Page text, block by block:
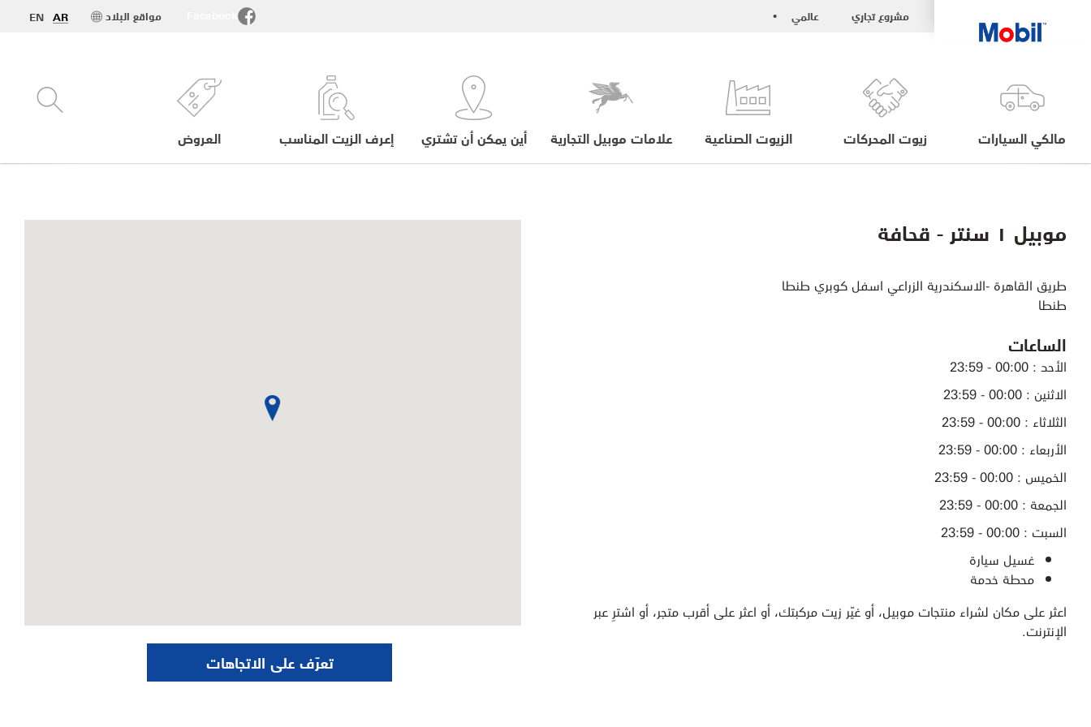
مشروع تجاري • عالمي EN AR مواقع البلاد
العروض إعرف الزيت المناسب أين يمكن أن تشتري علامات موبيل التجارية الزيوت الصناعية زيوت المحركات مالكي السيارات
موبيل ١ سنتر - قحافة
طريق القاهرة -الاسكندرية الزراعي اسفل كوبري طنطا
طنطا
الساعات
الأحد : 00:00 - 23:59
الاثنين : 00:00 - 23:59
الثلاثاء : 00:00 - 23:59
الأربعاء : 00:00 - 23:59
الخميس : 00:00 - 23:59
الجمعة : 00:00 - 23:59
السبت : 00:00 - 23:59
غسيل سيارة
محطة خدمة
اعثر على مكان لشراء منتجات موبيل، أو غيّر زيت مركبتك، أو اعثر على أقرب متجر، أو اشترِ عبر
الإنترنت.
تعرّف على الاتجاهات